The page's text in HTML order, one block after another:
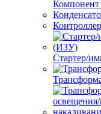
Компонент
Стартер/